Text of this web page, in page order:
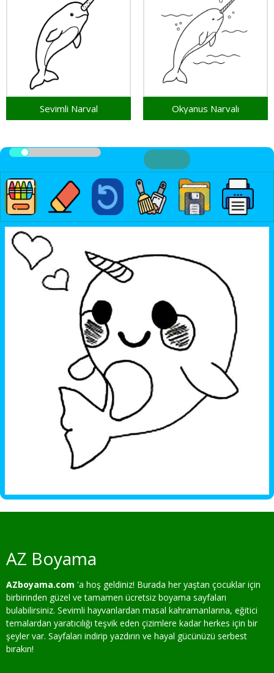
Sevimli Narval Okyanus Narvalı
AZ Boyama
AZboyama.com 'a hoş geldiniz! Burada her yaştan çocuklar için
birbirinden güzel ve tamamen ücretsiz boyama sayfaları
bulabilirsiniz. Sevimli hayvanlardan masal kahramanlarına, eğitici
temalardan yaratıcılığı teşvik eden çizimlere kadar herkes için bir
şeyler var. Sayfaları indirip yazdırın ve hayal gücünüzü serbest
bırakın!